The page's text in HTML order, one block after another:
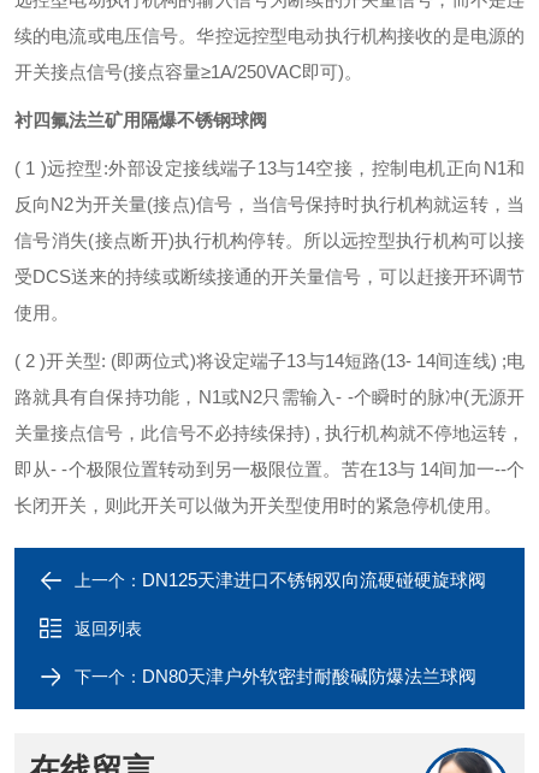
续的电流或电压信号。华控远控型电动执行机构接收的是电源的
开关接点信号(接点容量≥1A/250VAC即可)。
衬四氟法兰矿用隔爆不锈钢球阀
( 1 )远控型:外部设定接线端子13与14空接，控制电机正向N1和
反向N2为开关量(接点)信号，当信号保持时执行机构就运转，当
信号消失(接点断开)执行机构停转。所以远控型执行机构可以接
受DCS送来的持续或断续接通的开关量信号，可以赶接开环调节
使用。
( 2 )开关型: (即两位式)将设定端子13与14短路(13- 14间连线) ;电
路就具有自保持功能，N1或N2只需输入- -个瞬时的脉冲(无源开
关量接点信号，此信号不必持续保持) , 执行机构就不停地运转，
即从- -个极限位置转动到另一极限位置。苦在13与 14间加一--个
长闭开关，则此开关可以做为开关型使用时的紧急停机使用。
上一个： DN125天津进口不锈钢双向流硬碰硬旋球阀
返回列表
下一个： DN80天津户外软密封耐酸碱防爆法兰球阀